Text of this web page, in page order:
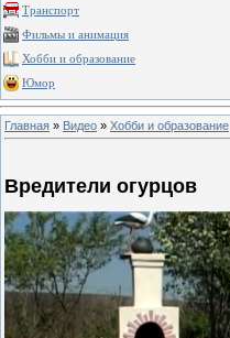
Транспорт
Фильмы и анимация
Хобби и образование
Юмор
Главная » Видео » Хобби и образование
Вредители огурцов